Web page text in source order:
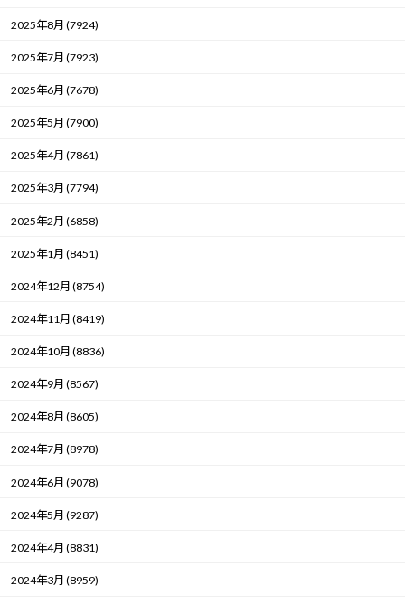
2025年8月 (7924)
2025年7月 (7923)
2025年6月 (7678)
2025年5月 (7900)
2025年4月 (7861)
2025年3月 (7794)
2025年2月 (6858)
2025年1月 (8451)
2024年12月 (8754)
2024年11月 (8419)
2024年10月 (8836)
2024年9月 (8567)
2024年8月 (8605)
2024年7月 (8978)
2024年6月 (9078)
2024年5月 (9287)
2024年4月 (8831)
2024年3月 (8959)